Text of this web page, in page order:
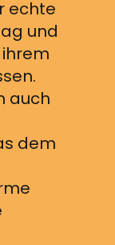
echte
und
auch
dem